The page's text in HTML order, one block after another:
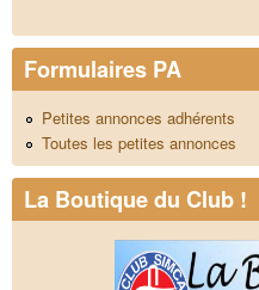
Formulaires PA
Petites annonces adhérents
Toutes les petites annonces
La Boutique du Club !